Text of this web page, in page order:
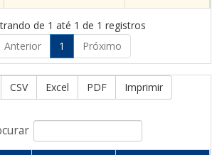
de 1 até 1 de 1 registros
Anterior
1 Próximo
CSV Excel PDF Imprimir